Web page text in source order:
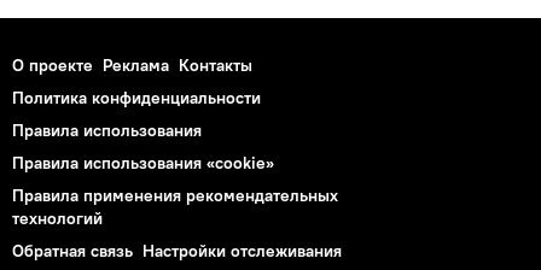
О проекте Реклама Контакты
Политика конфиденциальности
Правила использования
Правила использования «cookie»
Правила применения рекомендательных
технологий
Обратная связь Настройки отслеживания